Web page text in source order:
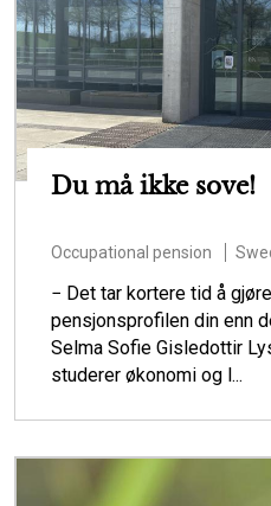
Du må ikke sove!
Occupational pension
− Det tar kortere tid å
pensjonsprofilen din enn
Selma Sofie Gisledottir
studerer økonomi og l...